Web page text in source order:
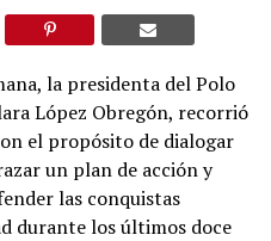
la presidenta del Polo
López Obregón, recorrió
el propósito de dialogar
un plan de acción y
las conquistas
durante los últimos doce